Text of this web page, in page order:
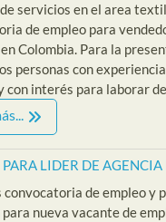
servicios en el area
de empleo para
Colombia. Para la
personas con
con interés para laborar
LIDER DE AGENCIA
convocatoria de empleo y
nueva vacante de